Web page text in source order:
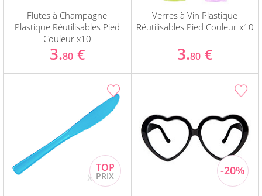
Flutes à Champagne
Plastique Réutilisables Pied
Couleur x10
3.80 €
Verres à Vin Plastique
Réutilisables Pied Couleur x10
3.80 €